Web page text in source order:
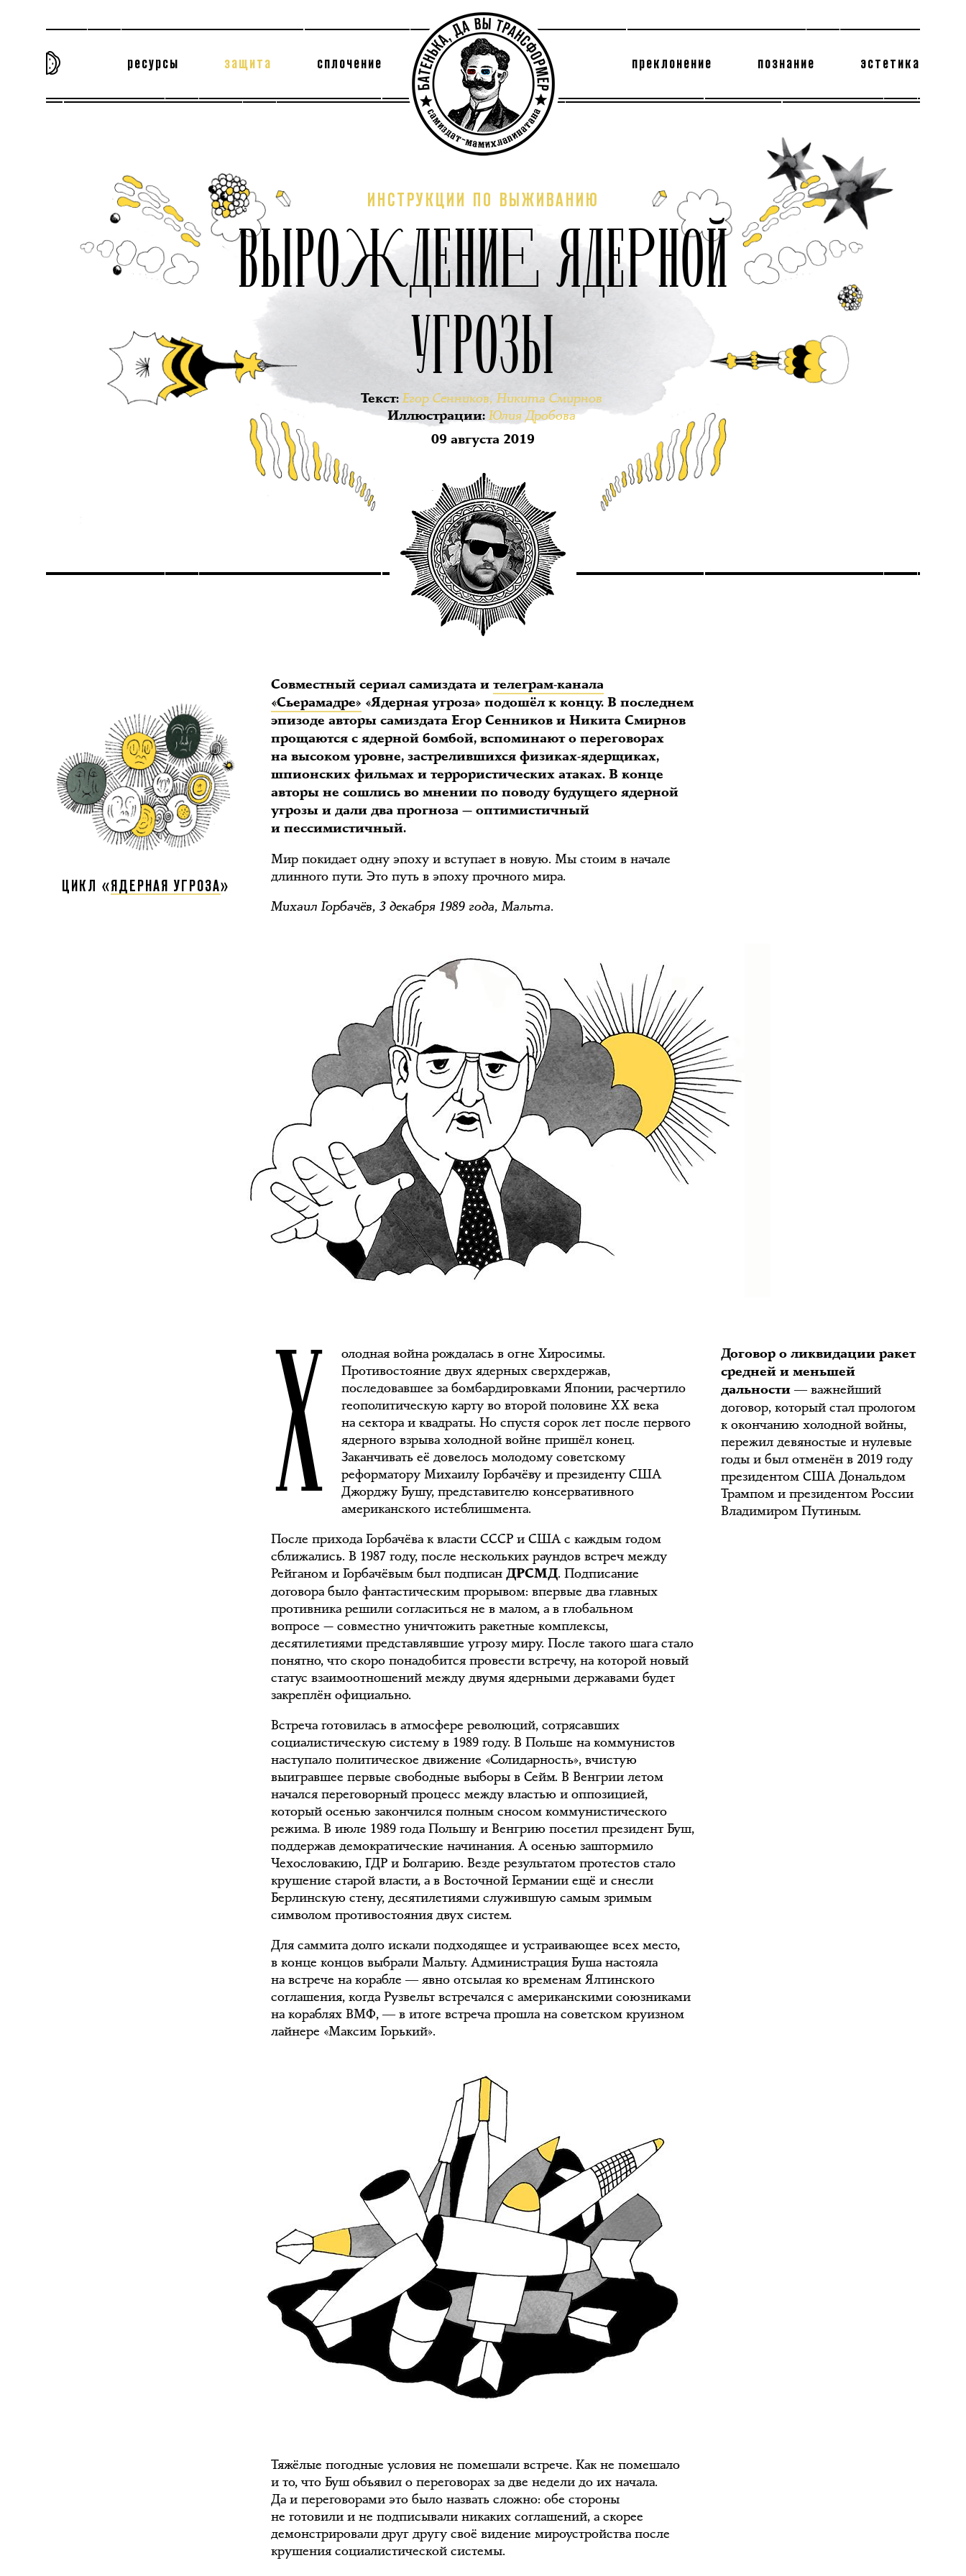
ресурсы защита сплочение преклонение познание эстетика
ИНСТРУКЦИИ ПО ВЫЖИВАНИЮ
ВЫРОЖДЕНИЕ ЯДЕРНОЙ
УГРОЗЫ
Текст:Егор Сенников, Никита Смирнов
Иллюстрации:Юлия Дробова
09 августа 2019
ЦИКЛ «ЯДЕРНАЯ УГРОЗА»
Совместный сериал самиздата ителеграм-канала
«Сьерамадре» «Ядерная угроза» подошёл к концу. В последнем
эпизоде авторы самиздата Егор Сенников и Никита Смирнов
прощаются с ядерной бомбой, вспоминают о переговорах
на высоком уровне, застрелившихся физиках-ядерщиках,
шпионских фильмах и террористических атаках. В конце
авторы не сошлись во мнении по поводу будущего ядерной
угрозы и дали два прогноза — оптимистичный
и пессимистичный.
Мир покидает одну эпоху и вступает в новую. Мы стоим в начале
длинного пути. Это путь в эпоху прочного мира.
Михаил Горбачёв, 3 декабря 1989 года, Мальта.
Х
олодная война рождалась в огне Хиросимы.
Противостояние двух ядерных сверхдержав,
последовавшее за бомбардировками Японии, расчертило
геополитическую карту во второй половине XX века
на сектора и квадраты. Но спустя сорок лет после первого
ядерного взрыва холодной войне пришёл конец.
Заканчивать её довелось молодому советскому
реформатору Михаилу Горбачёву и президенту США
Джорджу Бушу, представителю консервативного
американского истеблишмента.
После прихода Горбачёва к власти СССР и США с каждым годом
сближались. В 1987 году, после нескольких раундов встреч между
Рейганом и Горбачёвым был подписанДРСМД. Подписание
договора было фантастическим прорывом: впервые два главных
противника решили согласиться не в малом, а в глобальном
вопросе — совместно уничтожить ракетные комплексы,
десятилетиями представлявшие угрозу миру. После такого шага стало
понятно, что скоро понадобится провести встречу, на которой новый
статус взаимоотношений между двумя ядерными державами будет
закреплён официально.
Встреча готовилась в атмосфере революций, сотрясавших
социалистическую систему в 1989 году. В Польше на коммунистов
наступало политическое движение «Солидарность», вчистую
выигравшее первые свободные выборы в Сейм. В Венгрии летом
начался переговорный процесс между властью и оппозицией,
который осенью закончился полным сносом коммунистического
режима. В июле 1989 года Польшу и Венгрию посетил президент Буш,
поддержав демократические начинания. А осенью заштормило
Чехословакию, ГДР и Болгарию. Везде результатом протестов стало
крушение старой власти, а в Восточной Германии ещё и снесли
Берлинскую стену, десятилетиями служившую самым зримым
символом противостояния двух систем.
Для саммита долго искали подходящее и устраивающее всех место,
в конце концов выбрали Мальту. Администрация Буша настояла
на встрече на корабле ― явно отсылая ко временам Ялтинского
соглашения, когда Рузвельт встречался с американскими союзниками
на кораблях ВМФ, ― в итоге встреча прошла на советском круизном
лайнере «Максим Горький».
Договор о ликвидации ракет
средней и меньшей
дальности― важнейший
договор, который стал прологом
к окончанию холодной войны,
пережил девяностые и нулевые
годы и был отменён в 2019 году
президентом США Дональдом
Трампом и президентом России
Владимиром Путиным.
Тяжёлые погодные условия не помешали встрече. Как не помешало
и то, что Буш объявил о переговорах за две недели до их начала.
Да и переговорами это было назвать сложно: обе стороны
не готовили и не подписывали никаких соглашений, а скорее
демонстрировали друг другу своё видение мироустройства после
крушения социалистической системы.